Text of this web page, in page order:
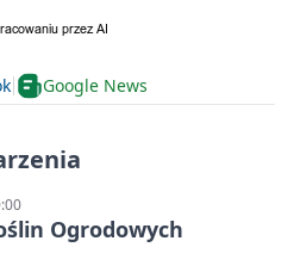
Google News
Ogrodowych